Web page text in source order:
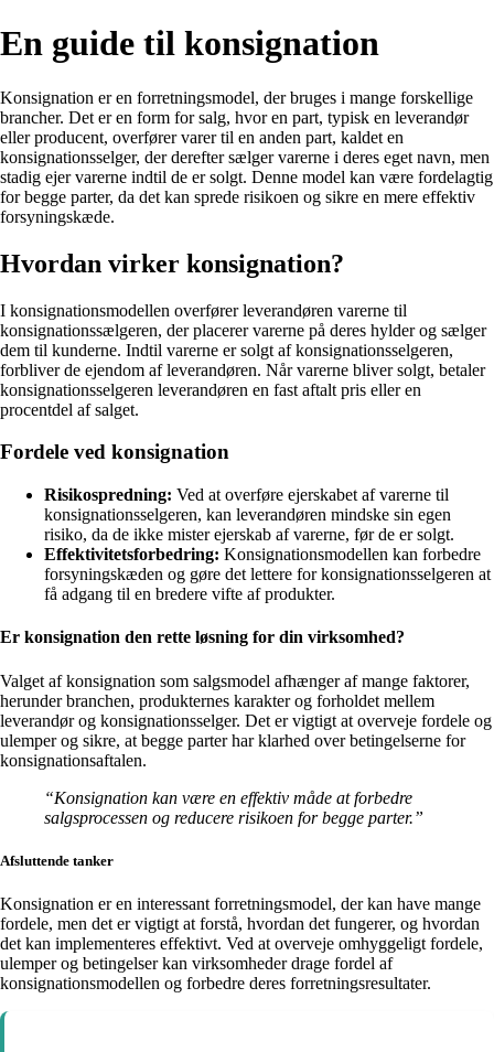
En guide til konsignation
Konsignation er en forretningsmodel, der bruges i mange forskellige
brancher. Det er en form for salg, hvor en part, typisk en leverandør
eller producent, overfører varer til en anden part, kaldet en
konsignationsselger, der derefter sælger varerne i deres eget navn, men
stadig ejer varerne indtil de er solgt. Denne model kan være fordelagtig
for begge parter, da det kan sprede risikoen og sikre en mere effektiv
forsyningskæde.
Hvordan virker konsignation?
I konsignationsmodellen overfører leverandøren varerne til
konsignationssælgeren, der placerer varerne på deres hylder og sælger
dem til kunderne. Indtil varerne er solgt af konsignationsselgeren,
forbliver de ejendom af leverandøren. Når varerne bliver solgt, betaler
konsignationsselgeren leverandøren en fast aftalt pris eller en
procentdel af salget.
Fordele ved konsignation
Risikospredning: Ved at overføre ejerskabet af varerne til
konsignationsselgeren, kan leverandøren mindske sin egen
risiko, da de ikke mister ejerskab af varerne, før de er solgt.
Effektivitetsforbedring: Konsignationsmodellen kan forbedre
forsyningskæden og gøre det lettere for konsignationsselgeren at
få adgang til en bredere vifte af produkter.
Er konsignation den rette løsning for din virksomhed?
Valget af konsignation som salgsmodel afhænger af mange faktorer,
herunder branchen, produkternes karakter og forholdet mellem
leverandør og konsignationsselger. Det er vigtigt at overveje fordele og
ulemper og sikre, at begge parter har klarhed over betingelserne for
konsignationsaftalen.
“Konsignation kan være en effektiv måde at forbedre
salgsprocessen og reducere risikoen for begge parter.”
Afsluttende tanker
Konsignation er en interessant forretningsmodel, der kan have mange
fordele, men det er vigtigt at forstå, hvordan det fungerer, og hvordan
det kan implementeres effektivt. Ved at overveje omhyggeligt fordele,
ulemper og betingelser kan virksomheder drage fordel af
konsignationsmodellen og forbedre deres forretningsresultater.